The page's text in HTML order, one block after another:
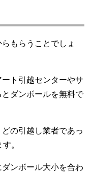
もらうことでしょ
ト引越センターやサ
ダンボールを無料で
の引越し業者であっ
。
ンボール大小を合わ